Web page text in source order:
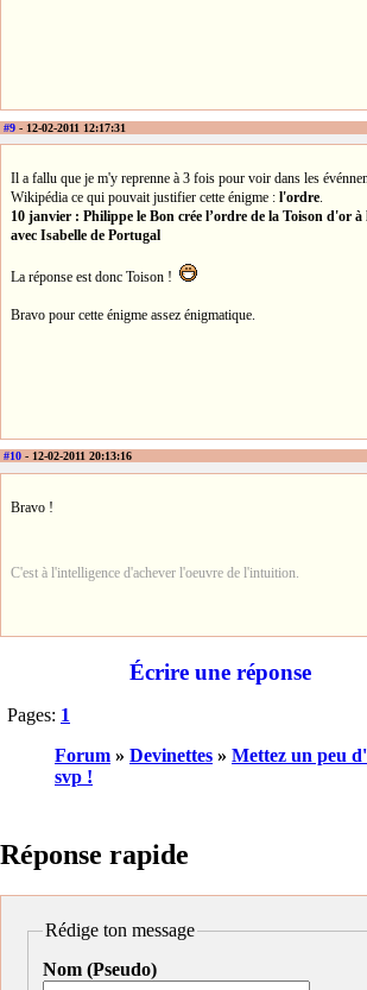
#9 - 12-02-2011 12:17:31
Il a fallu que je m'y reprenne à 3 fois pour voir dans les
Wikipédia ce qui pouvait justifier cette énigme : l'ordre.
10 janvier : Philippe le Bon crée l’ordre de la Toison d'or à
avec Isabelle de Portugal
La réponse est donc Toison !
Bravo pour cette énigme assez énigmatique.
#10 - 12-02-2011 20:13:16
Bravo !
C'est à l'intelligence d'achever l'oeuvre de l'intuition.
Écrire une réponse
Pages: 1
Forum » Devinettes » Mettez un peu
svp !
Réponse rapide
Rédige ton message
Nom (Pseudo)